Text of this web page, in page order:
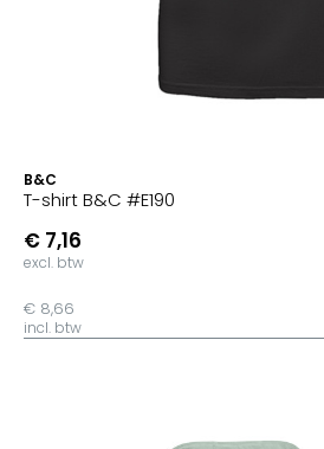
B&C
T-shirt B&C #E190
€ 7,16
excl. btw
€ 8,66
incl. btw